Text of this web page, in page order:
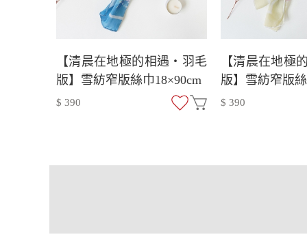
【清晨在地極的相遇・羽毛
版】雪紡窄版絲巾18×90cm
$ 390
【清晨在地極
版】雪紡窄版
$ 390